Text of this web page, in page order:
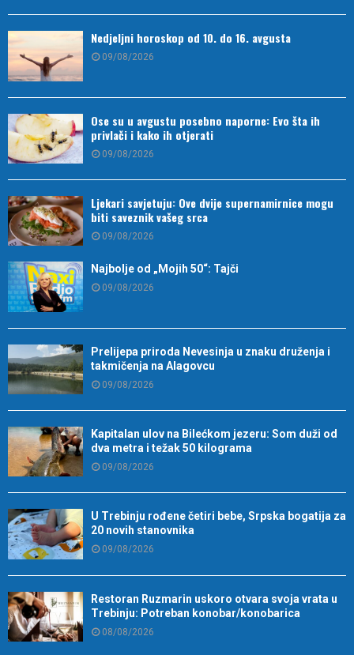
Nedjeljni horoskop od 10. do 16. avgusta
09/08/2026
Ose su u avgustu posebno naporne: Evo šta ih
privlači i kako ih otjerati
09/08/2026
Ljekari savjetuju: Ove dvije supernamirnice mogu
biti saveznik vašeg srca
09/08/2026
Najbolje od „Mojih 50“: Tajči
09/08/2026
Prelijepa priroda Nevesinja u znaku druženja i
takmičenja na Alagovcu
09/08/2026
Kapitalan ulov na Bilećkom jezeru: Som duži od
dva metra i težak 50 kilograma
09/08/2026
U Trebinju rođene četiri bebe, Srpska bogatija za
20 novih stanovnika
09/08/2026
Restoran Ruzmarin uskoro otvara svoja vrata u
Trebinju: Potreban konobar/konobarica
08/08/2026